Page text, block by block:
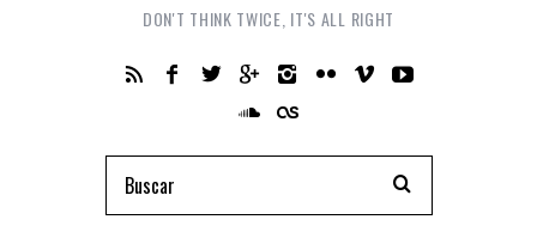
DON'T THINK TWICE, IT'S ALL RIGHT